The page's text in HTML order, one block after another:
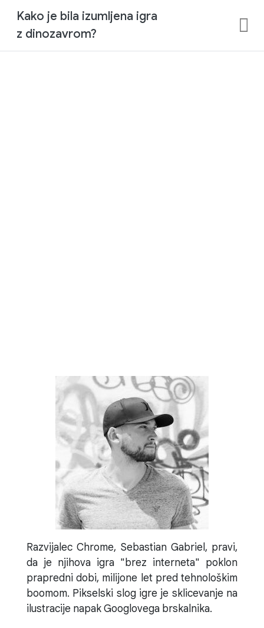
Kako je bila izumljena igra
z dinozavrom?
Razvijalec Chrome, Sebastian Gabriel, pravi,
da je njihova igra "brez interneta" poklon
prapredni dobi, milijone let pred tehnološkim
boomom. Pikselski slog igre je sklicevanje na
ilustracije napak Googlovega brskalnika.